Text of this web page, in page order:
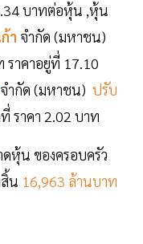
บาทต่อหุ้น ,หุ้น
า จำกัด (มหาชน)
ราคาอยู่ที่ 17.10
จำกัด (มหาชน) ปรับ
ราคา 2.02 บาท
หุ้น ของครอบครัว
น 16,963 ล้านบาท